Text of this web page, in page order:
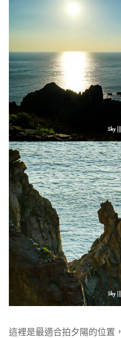
這裡是最適合拍夕陽的位置，